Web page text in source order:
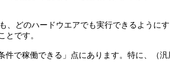
どのハードウエアでも実行できるようにす
とです。
で稼働できる」点にあります。特に、（